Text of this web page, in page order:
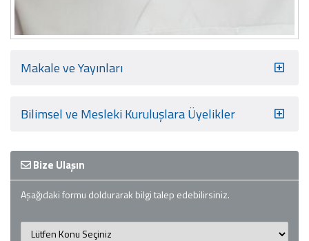
Makale ve Yayınları
Bilimsel ve Mesleki Kuruluşlara Üyelikler
Bize Ulaşın
Aşağıdaki formu doldurarak bilgi talep edebilirsiniz.